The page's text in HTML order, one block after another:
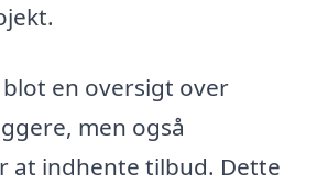
en oversigt over
men også
at indhente tilbud. Dette